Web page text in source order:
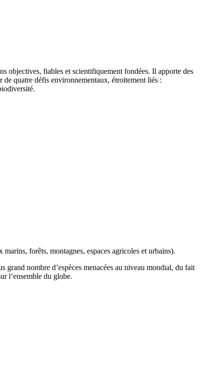
objectives, fiables et scientifiquement fondées. Il apporte des
quatre défis environnementaux, étroitement liés :
forêts, montagnes, espaces agricoles et urbains).
grand nombre d’espèces menacées au niveau mondial, du fait
l’ensemble du globe.